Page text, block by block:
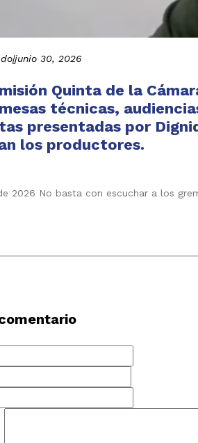
|junio 30, 2026
Quinta de la
técnicas,
presentadas por
los productores.
2026 No basta con escuchar a los